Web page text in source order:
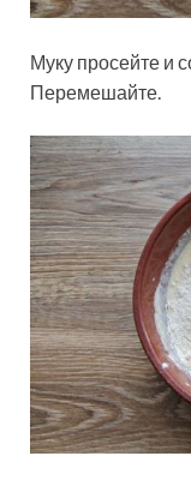
Муку просейте и
Перемешайте.